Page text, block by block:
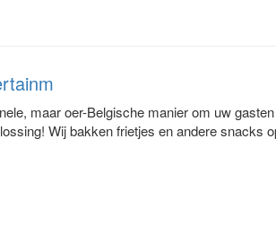
maar oer-Belgische manier om uw
Wij bakken frietjes en andere snacks